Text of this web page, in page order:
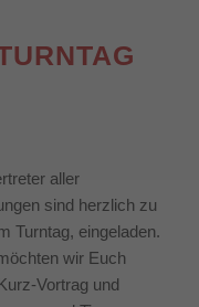
aller
sind herzlich zu
Turntag, eingeladen.
wir Euch
Vortrag und